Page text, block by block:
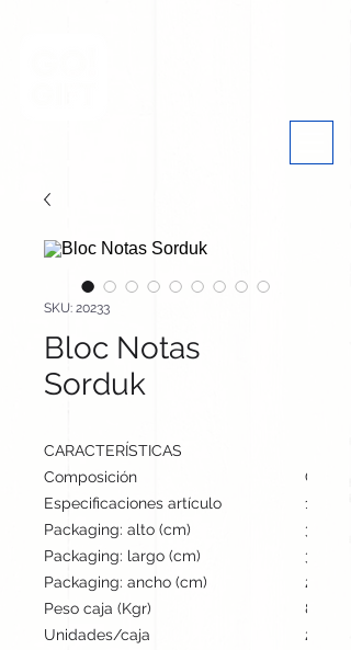
SKU: 20233
Bloc Notas
Sorduk
CARACTERÍSTICAS
Composición
Caña
Especificaciones artículo
13
Packaging: alto (cm)
30.5
Packaging: largo (cm)
35.5
Packaging: ancho (cm)
23
Peso caja (Kgr)
8.1
Unidades/caja
200